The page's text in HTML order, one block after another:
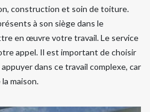
construction et soin de toiture.
à son siège dans le
en œuvre votre travail. Le service
appel. Il est important de choisir
dans ce travail complexe, car
maison.